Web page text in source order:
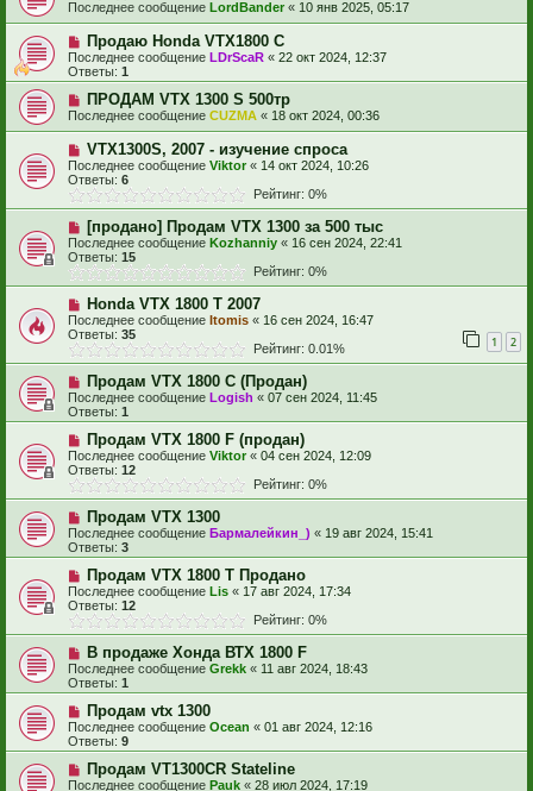
Последнее сообщение LordBander « 10 янв 2025, 05:17
Продаю Honda VTX1800 C
Последнее сообщение LDrScaR « 22 окт 2024, 12:37
Ответы: 1
ПРОДАМ VTX 1300 S 500тр
Последнее сообщение CUZMA « 18 окт 2024, 00:36
VTX1300S, 2007 - изучение спроса
Последнее сообщение Viktor« 14 окт 2024, 10:26
Ответы: 6
Рейтинг: 0%
[продано] Продам VTX 1300 за 500 тыс
Последнее сообщение Kozhanniy « 16 сен 2024, 22:41
Ответы: 15
Рейтинг: 0%
Honda VTX 1800 T 2007
Последнее сообщение Itomis « 16 сен 2024, 16:47
Ответы: 35 1 2
Рейтинг: 0.01%
Продам VTX 1800 C (Продан)
Последнее сообщение Logish « 07 сен 2024, 11:45
Ответы: 1
Продам VTX 1800 F (продан)
Последнее сообщение Viktor« 04 сен 2024, 12:09
Ответы: 12
Рейтинг: 0%
Продам VTX 1300
Последнее сообщение Бармалейкин_) « 19 авг 2024, 15:41
Ответы: 3
Продам VTX 1800 T Продано
Последнее сообщение Lis « 17 авг 2024, 17:34
Ответы: 12
Рейтинг: 0%
В продаже Хонда ВТХ 1800 F
Последнее сообщение Grekk « 11 авг 2024, 18:43
Ответы: 1
Продам vtx 1300
Последнее сообщение Ocean « 01 авг 2024, 12:16
Ответы: 9
Продам VT1300CR Stateline
Последнее сообщение Pauk « 28 июл 2024, 17:19